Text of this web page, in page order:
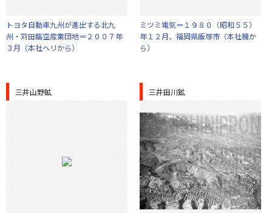
トヨタ自動車九州が進出する北九
州・苅田臨空産業団地＝２００７年
３月（本社ヘリから）
ミツミ電気＝１９８０（昭和５５）
年１２月、福岡県飯塚市（本社機か
ら）
三井山野鉱 三井田川鉱